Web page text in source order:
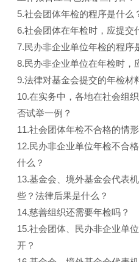
5.社会团体年检的程序是什么
6.社会团体在年检时，应提交
7.民办非企业单位年检的程序
8.民办非企业单位在年检时，
9.法律对基金会提交的年检材
10.在实务中，各地在社会组
否试举一例？
11.社会团体年检不合格的情
12.民办非企业单位年检不合
什么？
13.基金会、境外基金会代表
些？法律后果是什么？
14.慈善组织还需要年检吗？
15.社会团体、民办非企业单
开？